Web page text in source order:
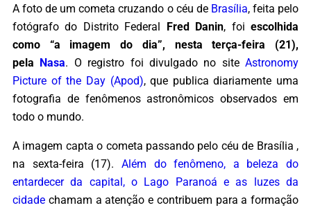
A foto de um cometa cruzando o céu de Brasília, feita pelo
fotógrafo do Distrito Federal Fred Danin, foiescolhida
como “a imagem do dia”, nesta terça-feira (21),
pela Nasa. O registro foi divulgado no siteAstronomy
Picture of the Day (Apod), que publica diariamente uma
fotografia de fenômenos astronômicos observados em
todo o mundo.
A imagem capta o cometa passando pelo céu de Brasília ,
na sexta-feira (17). Além do fenômeno, a beleza do
entardecer da capital, o Lago Paranoá e as luzes da
cidade chamam a atenção e contribuem para a formação